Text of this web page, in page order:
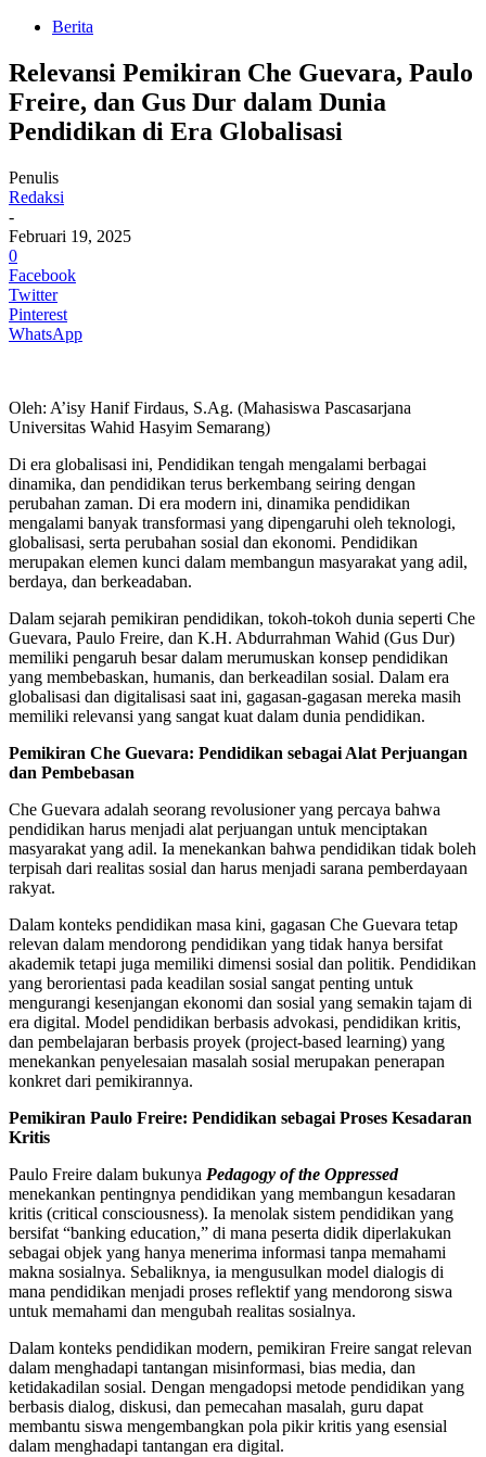
Berita
Relevansi Pemikiran Che Guevara, Paulo
Freire, dan Gus Dur dalam Dunia
Pendidikan di Era Globalisasi
Penulis
Redaksi
-
Februari 19, 2025
0
Facebook
Twitter
Pinterest
WhatsApp
Oleh: A’isy Hanif Firdaus, S.Ag. (Mahasiswa Pascasarjana
Universitas Wahid Hasyim Semarang)
Di era globalisasi ini, Pendidikan tengah mengalami berbagai
dinamika, dan pendidikan terus berkembang seiring dengan
perubahan zaman. Di era modern ini, dinamika pendidikan
mengalami banyak transformasi yang dipengaruhi oleh teknologi,
globalisasi, serta perubahan sosial dan ekonomi. Pendidikan
merupakan elemen kunci dalam membangun masyarakat yang adil,
berdaya, dan berkeadaban.
Dalam sejarah pemikiran pendidikan, tokoh-tokoh dunia seperti Che
Guevara, Paulo Freire, dan K.H. Abdurrahman Wahid (Gus Dur)
memiliki pengaruh besar dalam merumuskan konsep pendidikan
yang membebaskan, humanis, dan berkeadilan sosial. Dalam era
globalisasi dan digitalisasi saat ini, gagasan-gagasan mereka masih
memiliki relevansi yang sangat kuat dalam dunia pendidikan.
Pemikiran Che Guevara: Pendidikan sebagai Alat Perjuangan
dan Pembebasan
Che Guevara adalah seorang revolusioner yang percaya bahwa
pendidikan harus menjadi alat perjuangan untuk menciptakan
masyarakat yang adil. Ia menekankan bahwa pendidikan tidak boleh
terpisah dari realitas sosial dan harus menjadi sarana pemberdayaan
rakyat.
Dalam konteks pendidikan masa kini, gagasan Che Guevara tetap
relevan dalam mendorong pendidikan yang tidak hanya bersifat
akademik tetapi juga memiliki dimensi sosial dan politik. Pendidikan
yang berorientasi pada keadilan sosial sangat penting untuk
mengurangi kesenjangan ekonomi dan sosial yang semakin tajam di
era digital. Model pendidikan berbasis advokasi, pendidikan kritis,
dan pembelajaran berbasis proyek (project-based learning) yang
menekankan penyelesaian masalah sosial merupakan penerapan
konkret dari pemikirannya.
Pemikiran Paulo Freire: Pendidikan sebagai Proses Kesadaran
Kritis
Paulo Freire dalam bukunya Pedagogy of the Oppressed
menekankan pentingnya pendidikan yang membangun kesadaran
kritis (critical consciousness). Ia menolak sistem pendidikan yang
bersifat “banking education,” di mana peserta didik diperlakukan
sebagai objek yang hanya menerima informasi tanpa memahami
makna sosialnya. Sebaliknya, ia mengusulkan model dialogis di
mana pendidikan menjadi proses reflektif yang mendorong siswa
untuk memahami dan mengubah realitas sosialnya.
Dalam konteks pendidikan modern, pemikiran Freire sangat relevan
dalam menghadapi tantangan misinformasi, bias media, dan
ketidakadilan sosial. Dengan mengadopsi metode pendidikan yang
berbasis dialog, diskusi, dan pemecahan masalah, guru dapat
membantu siswa mengembangkan pola pikir kritis yang esensial
dalam menghadapi tantangan era digital.